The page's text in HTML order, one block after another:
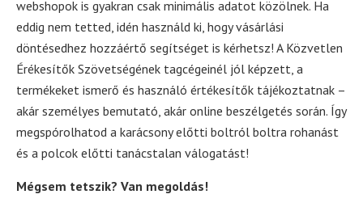
webshopok is gyakran csak minimális adatot közölnek. Ha
eddig nem tetted, idén használd ki, hogy vásárlási
döntésedhez hozzáértő segítséget is kérhetsz! A Közvetlen
Érékesítők Szövetségének tagcégeinél jól képzett, a
termékeket ismerő és használó értékesítők tájékoztatnak –
akár személyes bemutató, akár online beszélgetés során. Így
megspórolhatod a karácsony előtti boltról boltra rohanást
és a polcok előtti tanácstalan válogatást!
Mégsem tetszik? Van megoldás!